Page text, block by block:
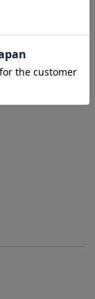
タン40%)、子牛革